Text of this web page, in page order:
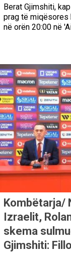
Berat Gjimshiti,
prag të miqësores
në orën 20:00 në
Kombëtarja/
Izraelit,
skema
Gjimshiti: